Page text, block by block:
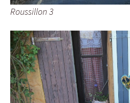
Roussillon 3